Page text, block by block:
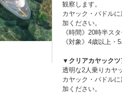
観察します。
カヤック・パドル
加ください。
《時間》20時半スタ
《対象》4歳以上・
▼クリアカヤックツ
透明な2人乗りカヤ
カヤック・パドル
加ください。